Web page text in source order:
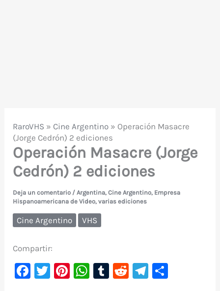
RaroVHS » Cine Argentino » Operación Masacre
(Jorge Cedrón) 2 ediciones
Operación Masacre (Jorge
Cedrón) 2 ediciones
Deja un comentario /Argentina,Cine Argentino, Empresa
Hispanoamericana de Video,varias ediciones
Cine Argentino VHS
Compartir:
F
T
Pi W T
R
Te